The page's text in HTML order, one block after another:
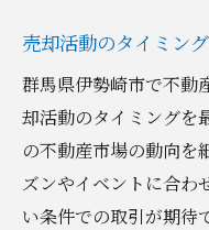
売却活動のタイミン
群馬県伊勢崎市で不動
却活動のタイミングを
の不動産市場の動向を
ズンやイベントに合わ
い条件での取引が期待